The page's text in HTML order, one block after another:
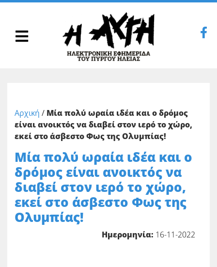
Αρχική / Μία πολύ ωραία ιδέα και ο δρόμος
είναι ανοικτός να διαβεί στον ιερό το χώρο,
εκεί στο άσβεστο Φως της Ολυμπίας!
Μία πολύ ωραία ιδέα και ο
δρόμος είναι ανοικτός να
διαβεί στον ιερό το χώρο,
εκεί στο άσβεστο Φως της
Ολυμπίας!
Ημερομηνία: 16-11-2022